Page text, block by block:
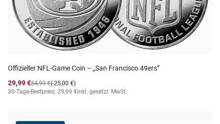
Offizieller NFL-Game Coin – „San Francisco 49ers”
29,99 €
(-25,00 €)
54,99 €
30-Tage-Bestpreis: 29,99 €inkl. gesetzl. MwSt.